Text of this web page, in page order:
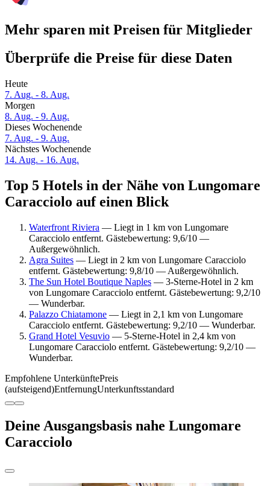
Mehr sparen mit Preisen für Mitglieder
Überprüfe die Preise für diese Daten
Heute
7. Aug. - 8. Aug.
Morgen
8. Aug. - 9. Aug.
Dieses Wochenende
7. Aug. - 9. Aug.
Nächstes Wochenende
14. Aug. - 16. Aug.
Top 5 Hotels in der Nähe von Lungomare
Caracciolo auf einen Blick
Waterfront Riviera — Liegt in 1 km von Lungomare
Caracciolo entfernt. Gästebewertung: 9,6/10 —
Außergewöhnlich.
Agra Suites — Liegt in 2 km von Lungomare Caracciolo
entfernt. Gästebewertung: 9,8/10 — Außergewöhnlich.
The Sun Hotel Boutique Naples — 3-Sterne-Hotel in 2 km
von Lungomare Caracciolo entfernt. Gästebewertung: 9,2/10
— Wunderbar.
Palazzo Chiatamone — Liegt in 2,1 km von Lungomare
Caracciolo entfernt. Gästebewertung: 9,2/10 — Wunderbar.
Grand Hotel Vesuvio — 5-Sterne-Hotel in 2,4 km von
Lungomare Caracciolo entfernt. Gästebewertung: 9,2/10 —
Wunderbar.
Empfohlene UnterkünftePreis
(aufsteigend)EntfernungUnterkunftsstandard
Deine Ausgangsbasis nahe Lungomare
Caracciolo